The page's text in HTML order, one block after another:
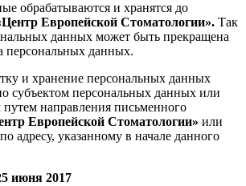
обрабатываются и хранятся до
Европейской Стоматологии». Так
данных может быть прекращена
персональных данных.
и хранение персональных данных
субъектом персональных данных или
путем направления письменного
Европейской Стоматологии» или
адресу, указанному в начале данного
июня 2017